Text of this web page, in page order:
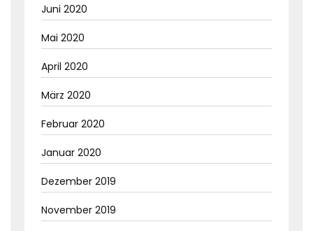
Juni 2020
Mai 2020
April 2020
März 2020
Februar 2020
Januar 2020
Dezember 2019
November 2019